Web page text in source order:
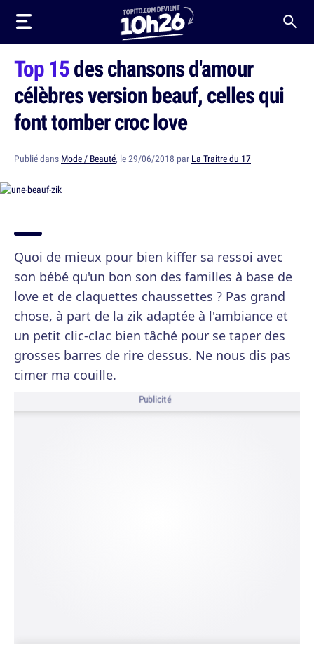
Top 15des chansons d'amour
célèbres version beauf, celles qui
font tomber croc love
Publié dans Mode / Beauté, le 29/06/2018 par La Traitre du 17
Quoi de mieux pour bien kiffer sa ressoi avec
son bébé qu'un bon son des familles à base de
love et de claquettes chaussettes ? Pas grand
chose, à part de la zik adaptée à l'ambiance et
un petit clic-clac bien tâché pour se taper des
grosses barres de rire dessus. Ne nous dis pas
cimer ma couille.
Publicité